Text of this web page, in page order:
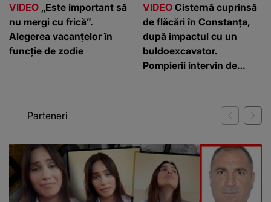
VIDEO „Este important să
nu mergi cu frică”.
Alegerea vacanțelor în
funcție de zodie
VIDEO Cisternă cuprinsă
de flăcări în Constanța,
după impactul cu un
buldoexcavator.
Pompierii intervin de
Parteneri